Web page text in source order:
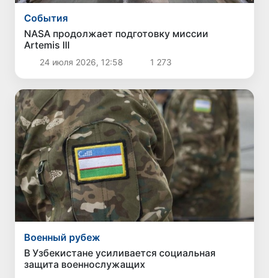
Cобытия
NASA продолжает подготовку миссии
Artemis III
24 июля 2026, 12:58 1 273
Военный рубеж
В Узбекистане усиливается социальная
защита военнослужащих